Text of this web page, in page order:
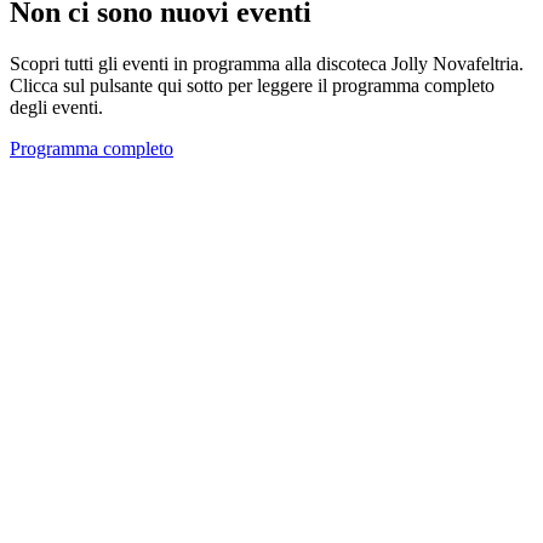
Non ci sono nuovi eventi
Scopri tutti gli eventi in programma alla discoteca Jolly Novafeltria.
Clicca sul pulsante qui sotto per leggere il programma completo
degli eventi.
Programma completo